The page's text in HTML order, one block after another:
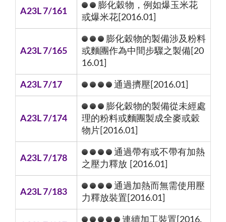
A23L 7/161
膨化穀物，例如爆玉米花
或爆米花[2016.01]
A23L 7/165
膨化穀物的製備涉及粉料
或麵團作為中間步驟之製備[20
16.01]
A23L 7/17 通過擠壓[2016.01]
A23L 7/174
膨化穀物的製備從未經處
理的粉料或麵團製成全麥或穀
物片[2016.01]
A23L 7/178
通過帶有或不帶有加熱
之壓力釋放 [2016.01]
A23L 7/183
通過加熱而無需使用壓
力釋放裝置[2016.01]
連續加工裝置[2016.